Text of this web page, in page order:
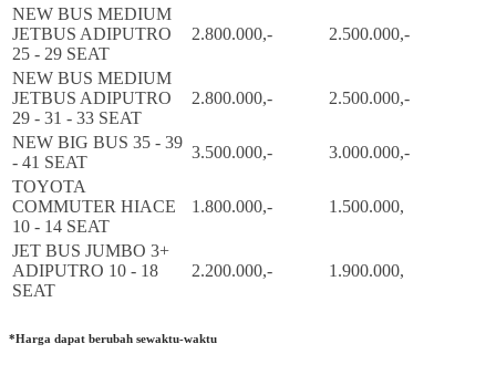
NEW BUS MEDIUM
JETBUS ADIPUTRO
25 - 29 SEAT
2.800.000,- 2.500.000,-
NEW BUS MEDIUM
JETBUS ADIPUTRO
29 - 31 - 33 SEAT
2.800.000,- 2.500.000,-
NEW BIG BUS 35 - 39
- 41 SEAT
3.500.000,-
3.000.000,-
TOYOTA
COMMUTER HIACE
10 - 14 SEAT
1.800.000,- 1.500.000,
JET BUS JUMBO 3+
ADIPUTRO 10 - 18
SEAT
2.200.000,- 1.900.000,
*Harga dapat berubah sewaktu-waktu